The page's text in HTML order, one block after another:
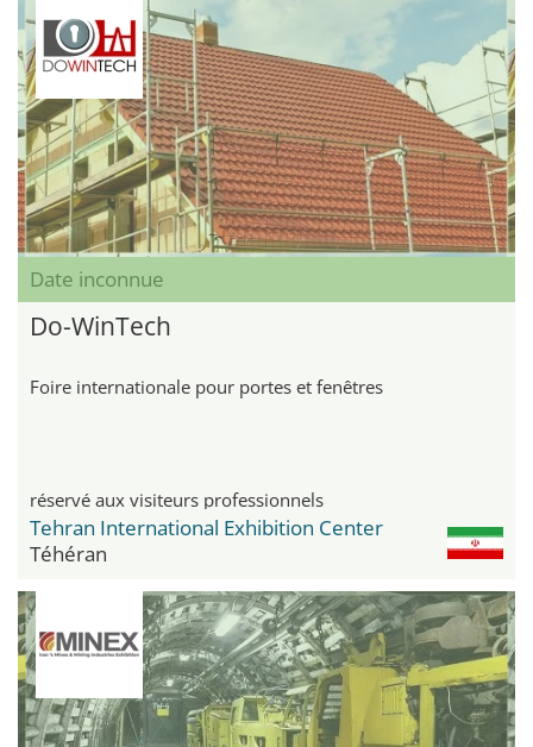
Date inconnue
Do-WinTech
Foire internationale pour portes et fenêtres
réservé aux visiteurs professionnels
Tehran International Exhibition Center
Téhéran